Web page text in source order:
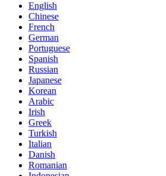
English
Chinese
French
German
Portuguese
Spanish
Russian
Japanese
Korean
Arabic
Irish
Greek
Turkish
Italian
Danish
Romanian